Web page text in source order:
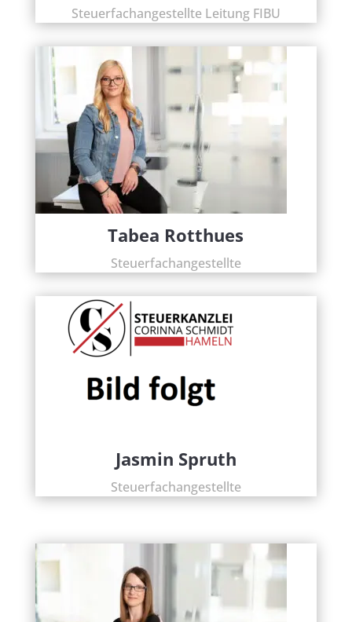
Steuerfachangestellte Leitung FIBU
Tabea Rotthues
Steuerfachangestellte
Jasmin Spruth
Steuerfachangestellte